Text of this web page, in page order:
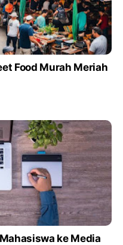
Food Murah Meriah
ke Media